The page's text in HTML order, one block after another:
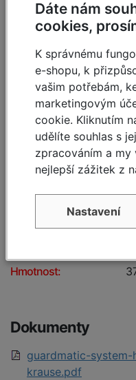
Specifikace
A pracovní výška cca:
B výška podlážky cca:
C výška lešení včetně
Pracovní plocha:
Hmotnost:
Dokumenty
guardmatic-
krause.pdf
Dáte nám
cookies,
K správnému
e-shopu, k
vašim potřebám,
marketingovým
cookie. Kliknutím
udělíte souhlas s
zpracováním a
nejlepší zážitek z
Nastavení